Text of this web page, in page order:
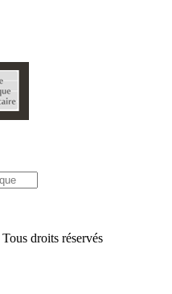
droits réservés